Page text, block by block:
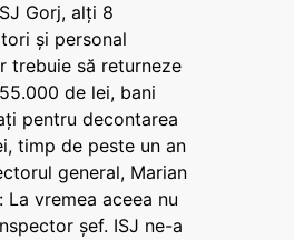
Gorj, alți 8
și personal
trebuie să returneze
de lei, bani
pentru decontarea
timp de peste un an
general, Marian
La vremea aceea nu
șef. ISJ ne-a